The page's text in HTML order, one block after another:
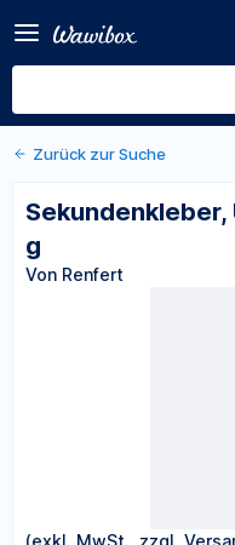
Flasche à 10 g
Von Renfert
Zurück zur Suche
Sekundenkleber,
g
Von Renfert
(exkl. MwSt., zzgl.